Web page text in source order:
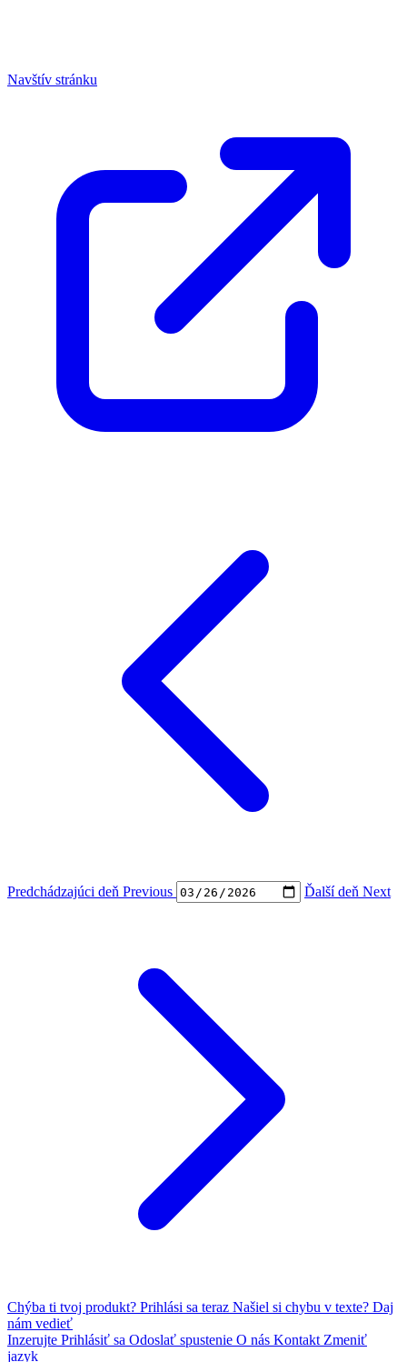
Navštív stránku
Predchádzajúci deň Previous Ďalší deň Next
Chýba ti tvoj produkt? Prihlási sa teraz Našiel si chybu v texte? Daj
nám vedieť
Inzerujte Prihlásiť sa Odoslať spustenie O nás Kontakt Zmeniť
jazyk